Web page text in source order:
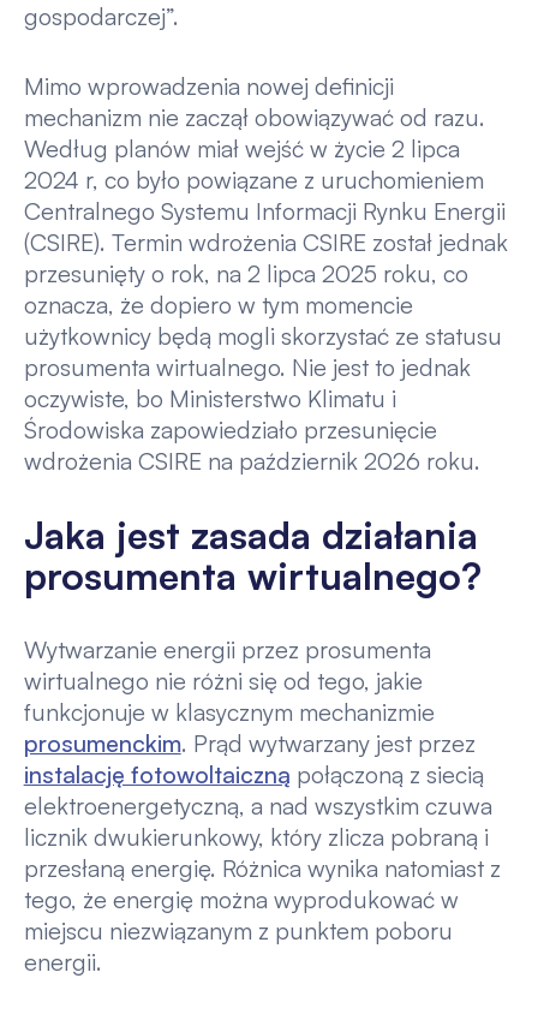
gospodarczej”.
Mimo wprowadzenia nowej definicji
mechanizm nie zaczął obowiązywać od razu.
Według planów miał wejść w życie 2 lipca
2024 r, co było powiązane z uruchomieniem
Centralnego Systemu Informacji Rynku Energii
(CSIRE). Termin wdrożenia CSIRE został jednak
przesunięty o rok, na 2 lipca 2025 roku, co
oznacza, że dopiero w tym momencie
użytkownicy będą mogli skorzystać ze statusu
prosumenta wirtualnego. Nie jest to jednak
oczywiste, bo Ministerstwo Klimatu i
Środowiska zapowiedziało przesunięcie
wdrożenia CSIRE na październik 2026 roku.
Jaka jest zasada działania
prosumenta wirtualnego?
Wytwarzanie energii przez prosumenta
wirtualnego nie różni się od tego, jakie
funkcjonuje w klasycznym mechanizmie
prosumenckim. Prąd wytwarzany jest przez
instalację fotowoltaiczną połączoną z siecią
elektroenergetyczną, a nad wszystkim czuwa
licznik dwukierunkowy, który zlicza pobraną i
przesłaną energię. Różnica wynika natomiast z
tego, że energię można wyprodukować w
miejscu niezwiązanym z punktem poboru
energii.